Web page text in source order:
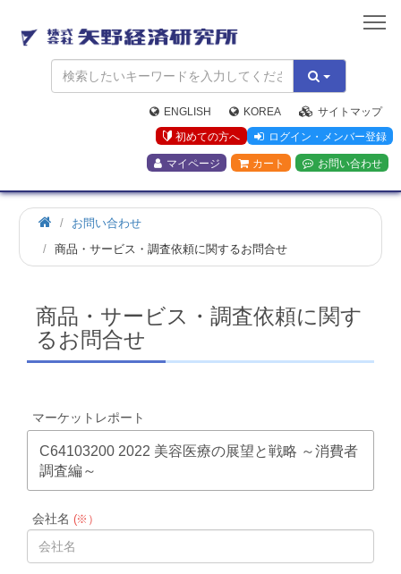
矢
野
経
済
研
究
所
ENGLISH KOREA
サイトマップ
初めての方へ
ログイン・メンバー登録
マイページ カート お問い合わせ
お問い合わせ
商品・サービス・調査依頼に関するお問合せ
商品・サービス・調査依頼に関す
るお問合せ
マーケットレポート
C64103200 2022 美容医療の展望と戦略 ～消費者
調査編～
会社名 (※）